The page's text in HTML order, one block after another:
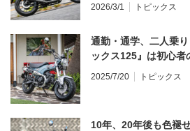
2026/3/1 トピックス
通勤・通学、二人乗
ックス125』は初心者
2025/7/20 トピックス
10年、20年後も色褪